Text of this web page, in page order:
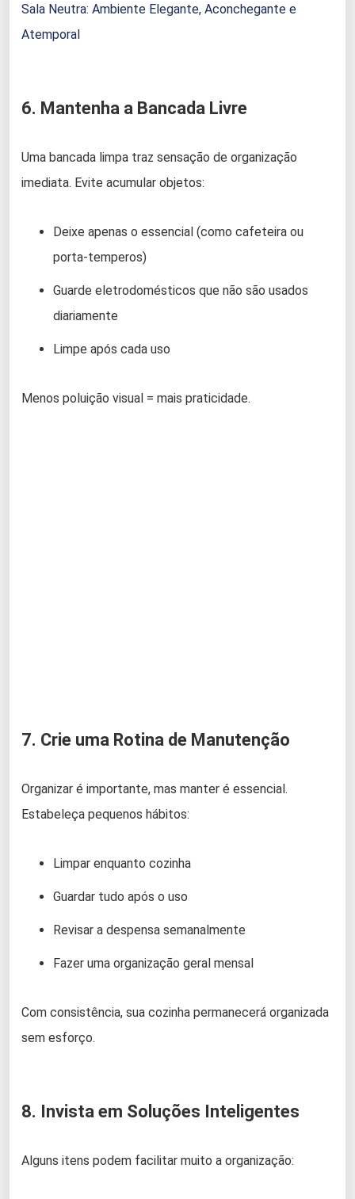
Sala Neutra: Ambiente Elegante, Aconchegante e
Atemporal
6. Mantenha a Bancada Livre
Uma bancada limpa traz sensação de organização
imediata. Evite acumular objetos:
Deixe apenas o essencial (como cafeteira ou
porta-temperos)
Guarde eletrodomésticos que não são usados
diariamente
Limpe após cada uso
Menos poluição visual = mais praticidade.
7. Crie uma Rotina de Manutenção
Organizar é importante, mas manter é essencial.
Estabeleça pequenos hábitos:
Limpar enquanto cozinha
Guardar tudo após o uso
Revisar a despensa semanalmente
Fazer uma organização geral mensal
Com consistência, sua cozinha permanecerá organizada
sem esforço.
8. Invista em Soluções Inteligentes
Alguns itens podem facilitar muito a organização: